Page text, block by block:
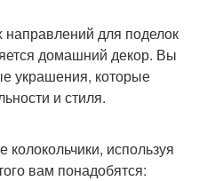
для поделок
домашний декор. Вы
украшения, которые
и стиля.
используя
вам понадобятся: